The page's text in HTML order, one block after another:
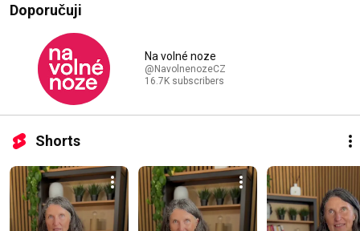
Doporučuji
Na volné noze
@NavolnenozeCZ
16.7K subscribers
Shorts